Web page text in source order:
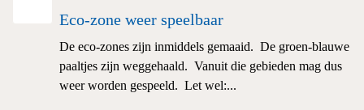
Eco-zone weer speelbaar
De eco-zones zijn inmiddels gemaaid. De groen-blauwe
paaltjes zijn weggehaald. Vanuit die gebieden mag dus
weer worden gespeeld. Let wel:...